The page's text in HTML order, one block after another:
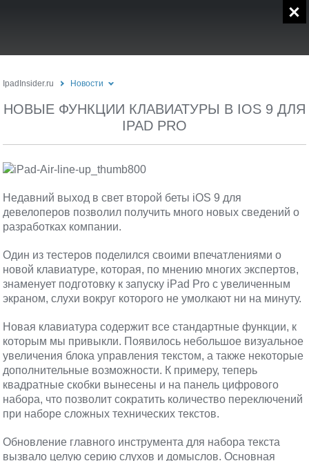
IpadInsider.ru Новости
НОВЫЕ ФУНКЦИИ КЛАВИАТУРЫ В IOS 9 ДЛЯ
IPAD PRO
Недавний выход в свет второй беты iOS 9 для
девелоперов позволил получить много новых сведений о
разработках компании.
Один из тестеров поделился своими впечатлениями о
новой клавиатуре, которая, по мнению многих экспертов,
знаменует подготовку к запуску iPad Pro с увеличенным
экраном, слухи вокруг которого не умолкают ни на минуту.
Новая клавиатура содержит все стандартные функции, к
которым мы привыкли. Появилось небольшое визуальное
увеличения блока управления текстом, а также некоторые
дополнительные возможности. К примеру, теперь
квадратные скобки вынесены и на панель цифрового
набора, что позволит сократить количество переключений
при наборе сложных технических текстов.
Обновление главного инструмента для набора текста
вызвало целую серию слухов и домыслов. Основная